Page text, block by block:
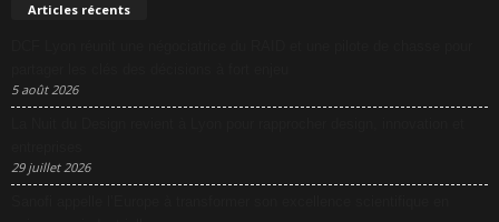
Articles récents
5 août 2026
29 juillet 2026